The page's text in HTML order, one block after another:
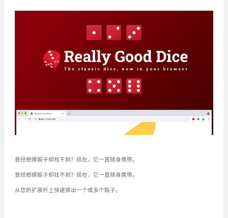
曾经想掷骰子却找不到？现在，它一直随身携带。
曾经想掷骰子却找不到？现在，它一直随身携带。
从您的扩展杆上快速掷出一个或多个骰子。